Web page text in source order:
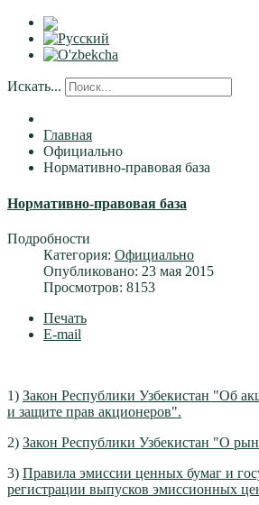
Искать...
Главная
Официально
Нормативно-правовая база
Нормативно-правовая база
Подробности
Категория: Официально
Опубликовано: 23 мая 2015
Просмотров: 8153
Печать
E-mail
1) Закон Республики Узбекистан "Об
и защите прав акционеров".
2) Закон Республики Узбекистан "О
3) Правила эмиссии ценных бумаг и
регистрации выпусков эмиссионных